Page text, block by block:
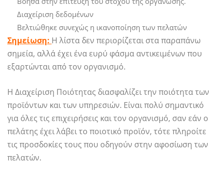
Διαχείριση δεδομένων
Βελτιώθηκε συνεχώς η ικανοποίηση των πελατών
Σημείωση: Η λίστα δεν περιορίζεται στα παραπάνω
σημεία, αλλά έχει ένα ευρύ φάσμα αντικειμένων που
εξαρτώνται από τον οργανισμό.
Η Διαχείριση Ποιότητας διασφαλίζει την ποιότητα των
προϊόντων και των υπηρεσιών. Είναι πολύ σημαντικό
για όλες τις επιχειρήσεις και τον οργανισμό, σαν εάν ο
πελάτης έχει λάβει το ποιοτικό προϊόν, τότε πληροίτε
τις προσδοκίες τους που οδηγούν στην αφοσίωση των
πελατών.